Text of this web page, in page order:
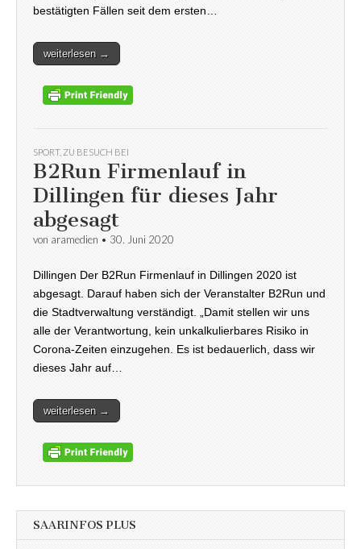
bestätigten Fällen seit dem ersten…
weiterlesen →
SPORT, ZU BESUCH BEI
B2Run Firmenlauf in
Dillingen für dieses Jahr
abgesagt
von aramedien • 30. Juni 2020
Dillingen Der B2Run Firmenlauf in Dillingen 2020 ist
abgesagt. Darauf haben sich der Veranstalter B2Run und
die Stadtverwaltung verständigt. „Damit stellen wir uns
alle der Verantwortung, kein unkalkulierbares Risiko in
Corona-Zeiten einzugehen. Es ist bedauerlich, dass wir
dieses Jahr auf…
weiterlesen →
SAARINFOS PLUS